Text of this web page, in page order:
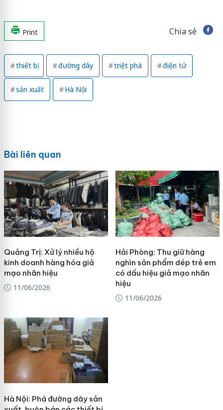
Print Chia sẻ
thiết bị đường dây triệt phá điện tử
sản xuất Hà Nội
Bài liên quan
Quảng Trị: Xử lý nhiều hộ
kinh doanh hàng hóa giả
mạo nhãn hiệu
11/06/2026
Hải Phòng: Thu giữ hàng
nghìn sản phẩm dép trẻ em
có dấu hiệu giả mạo nhãn
hiệu
11/06/2026
Hà Nội: Phá đường dây sản